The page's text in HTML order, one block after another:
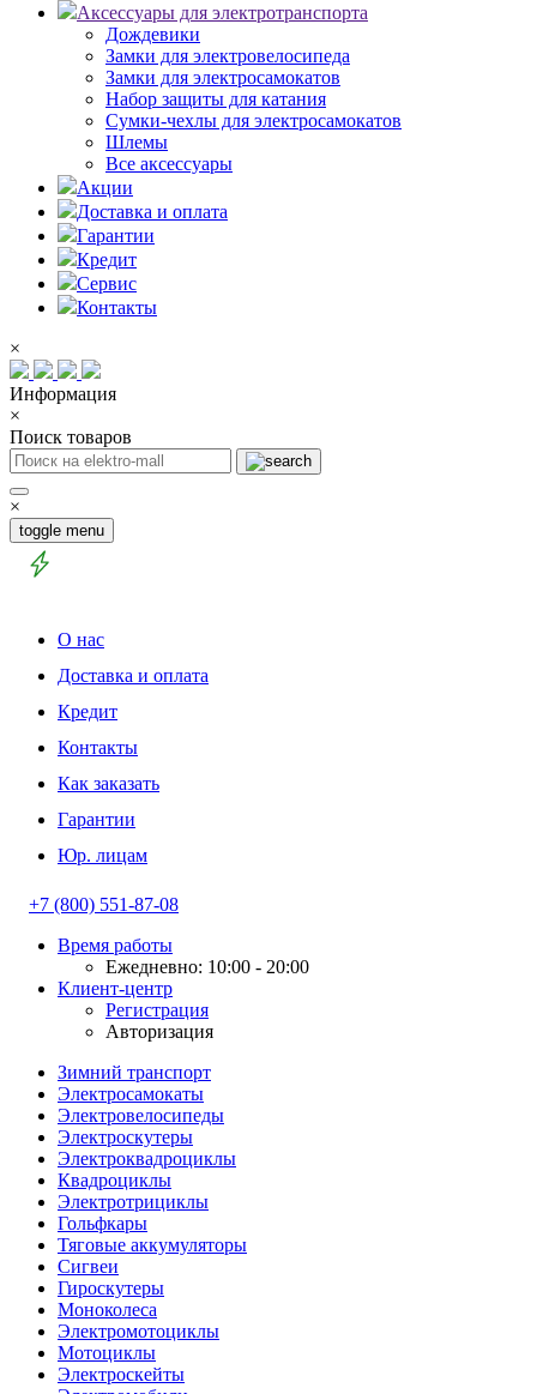
Аксессуары для электротранспорта
Дождевики
Замки для электровелосипеда
Замки для электросамокатов
Набор защиты для катания
Сумки-чехлы для электросамокатов
Шлемы
Все аксессуары
Акции
Доставка и оплата
Гарантии
Кредит
Сервис
Контакты
×
Информация
×
Поиск товаров
×
toggle menu
О нас
Доставка и оплата
Кредит
Контакты
Как заказать
Гарантии
Юр. лицам
+7 (800) 551-87-08
Время работы
Ежедневно: 10:00 - 20:00
Клиент-центр
Регистрация
Авторизация
Зимний транспорт
Электросамокаты
Электровелосипеды
Электроскутеры
Электроквадроциклы
Квадроциклы
Электротрициклы
Гольфкары
Тяговые аккумуляторы
Сигвеи
Гироскутеры
Моноколеса
Электромотоциклы
Мотоциклы
Электроскейты